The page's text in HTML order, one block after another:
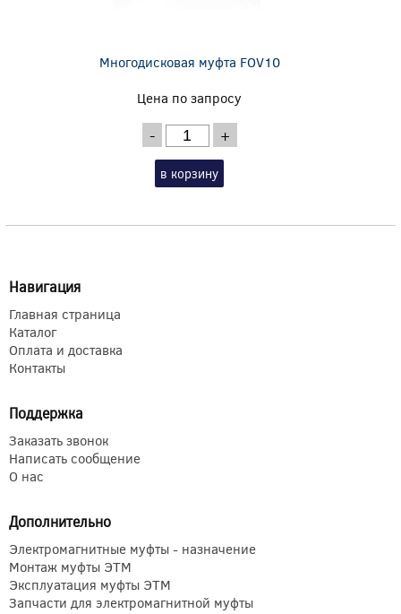
Многодисковая муфта FOV10
Цена по запросу
- +
в корзину
Навигация
Главная страница
Каталог
Оплата и доставка
Контакты
Поддержка
Заказать звонок
Написать сообщение
О нас
Дополнительно
Электромагнитные муфты - назначение
Монтаж муфты ЭТМ
Эксплуатация муфты ЭТМ
Запчасти для электромагнитной муфты